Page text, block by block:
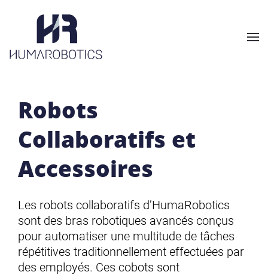
Skip to main content
Robots
Collaboratifs et
Accessoires
Les robots collaboratifs d’HumaRobotics
sont des bras robotiques avancés conçus
pour automatiser une multitude de tâches
répétitives traditionnellement effectuées par
des employés. Ces cobots sont